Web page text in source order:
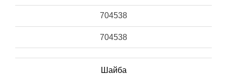
704538
704538
Шайба